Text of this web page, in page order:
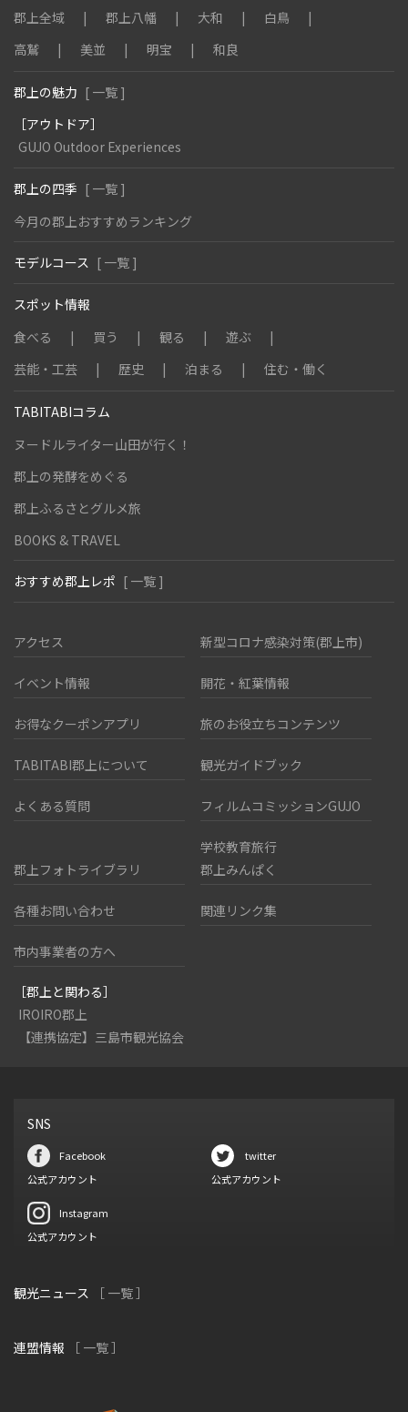
郡上全域
郡上八幡 大和
白鳥
高鷲
美並 明宝 和良
郡上の魅力 [ 一覧 ]
［アウトドア］
GUJO Outdoor Experiences
郡上の四季 [ 一覧 ]
今月の郡上おすすめランキング
モデルコース [ 一覧 ]
スポット情報
食べる
買う 観る
遊ぶ
芸能・工芸
歴史 泊まる 住む・働く
TABITABIコラム
ヌードルライター山田が行く！
郡上の発酵をめぐる
郡上ふるさとグルメ旅
BOOKS & TRAVEL
おすすめ郡上レポ [ 一覧 ]
アクセス 新型コロナ感染対策(郡上市)
イベント情報 開花・紅葉情報
お得なクーポンアプリ 旅のお役立ちコンテンツ
TABITABI郡上について 観光ガイドブック
よくある質問 フィルムコミッションGUJO
郡上フォトライブラリ
学校教育旅行
郡上みんぱく
各種お問い合わせ 関連リンク集
市内事業者の方へ
［郡上と関わる］
IROIRO郡上
【連携協定】三島市観光協会
SNS
Facebook
公式アカウント
twitter
公式アカウント
Instagram
公式アカウント
観光ニュース ［ 一覧 ］
連盟情報 ［ 一覧 ］